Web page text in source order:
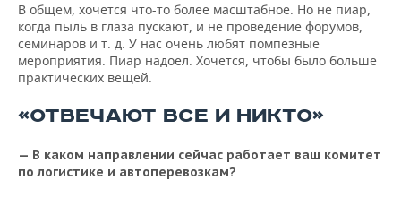
В общем, хочется что-то более масштабное. Но не пиар,
когда пыль в глаза пускают, и не проведение форумов,
семинаров и т. д. У нас очень любят помпезные
мероприятия. Пиар надоел. Хочется, чтобы было больше
практических вещей.
«ОТВЕЧАЮТ ВСЕ И НИКТО»
— В каком направлении сейчас работает ваш комитет
по логистике и автоперевозкам?